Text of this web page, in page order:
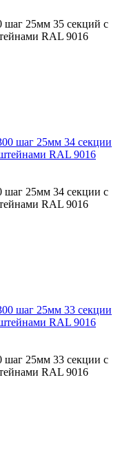
шаг 25мм 35 секций с
RAL 9016
шаг 25мм 34 секции с
RAL 9016
шаг 25мм 33 секции с
RAL 9016